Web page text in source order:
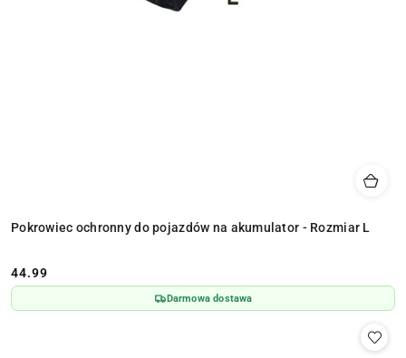
Pokrowiec ochronny do pojazdów na akumulator - Rozmiar L
Cena:
44.99
Darmowa dostawa